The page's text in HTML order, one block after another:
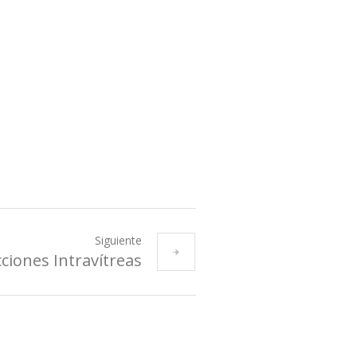
Siguiente
Intravítreas